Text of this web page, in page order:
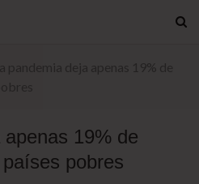
19% de
pobres